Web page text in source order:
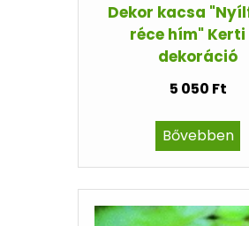
Dekor kacsa
réce hím"
dekoráció
5 050 Ft
Bővebben